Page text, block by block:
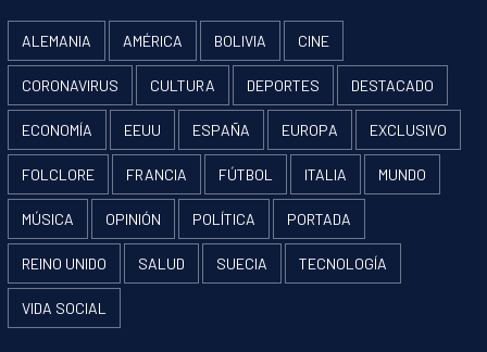
ALEMANIA AMÉRICA BOLIVIA CINE
CORONAVIRUS CULTURA DEPORTES DESTACADO
ECONOMÍA EEUU ESPAÑA EUROPA EXCLUSIVO
FOLCLORE FRANCIA FÚTBOL ITALIA MUNDO
MÚSICA OPINIÓN POLÍTICA PORTADA
REINO UNIDO SALUD SUECIA TECNOLOGÍA
VIDA SOCIAL